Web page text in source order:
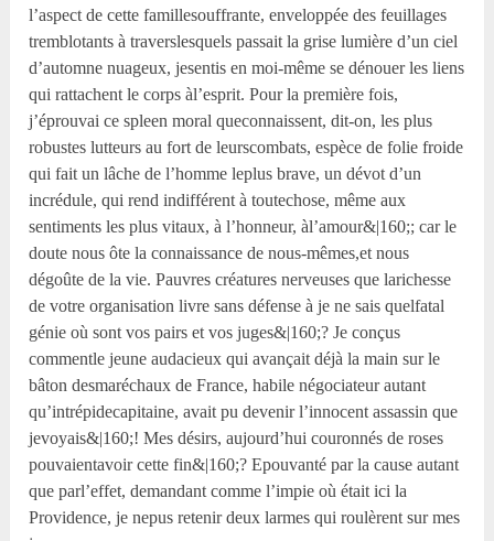
l’aspect de cette famillesouffrante, enveloppée des feuillages
tremblotants à traverslesquels passait la grise lumière d’un ciel
d’automne nuageux, jesentis en moi-même se dénouer les liens
qui rattachent le corps àl’esprit. Pour la première fois,
j’éprouvai ce spleen moral queconnaissent, dit-on, les plus
robustes lutteurs au fort de leurscombats, espèce de folie froide
qui fait un lâche de l’homme leplus brave, un dévot d’un
incrédule, qui rend indifférent à toutechose, même aux
sentiments les plus vitaux, à l’honneur, àl’amour&|160;; car le
doute nous ôte la connaissance de nous-mêmes,et nous
dégoûte de la vie. Pauvres créatures nerveuses que larichesse
de votre organisation livre sans défense à je ne sais quelfatal
génie où sont vos pairs et vos juges&|160;? Je conçus
commentle jeune audacieux qui avançait déjà la main sur le
bâton desmaréchaux de France, habile négociateur autant
qu’intrépidecapitaine, avait pu devenir l’innocent assassin que
jevoyais&|160;! Mes désirs, aujourd’hui couronnés de roses
pouvaientavoir cette fin&|160;? Epouvanté par la cause autant
que parl’effet, demandant comme l’impie où était ici la
Providence, je nepus retenir deux larmes qui roulèrent sur mes